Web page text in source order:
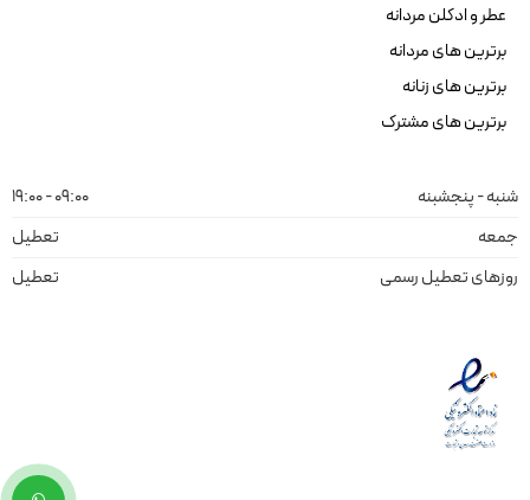
عطر و ادکلن مردانه
برترین های مردانه
برترین های زنانه
برترین های مشترک
شنبه - پنجشبنه
09:00 - 19:00
جمعه
تعطیل
روزهای تعطیل رسمی
تعطیل